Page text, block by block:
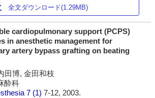
全文ダウンロード(1.29MB)
cardiopulmonary support (PCPS)
in anesthetic management for
artery bypass grafting on beating
田博, 金田和枝
酔科
7 (1)7-12, 2003.